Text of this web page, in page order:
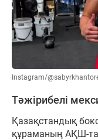
Instagram/
Тәжірибелі
Қазақстандық
құраманың АҚШ-